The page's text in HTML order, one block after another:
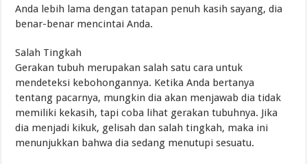
Anda lebih lama dengan tatapan penuh kasih sayang, dia
benar-benar mencintai Anda.
Salah Tingkah
Gerakan tubuh merupakan salah satu cara untuk
mendeteksi kebohongannya. Ketika Anda bertanya
tentang pacarnya, mungkin dia akan menjawab dia tidak
memiliki kekasih, tapi coba lihat gerakan tubuhnya. Jika
dia menjadi kikuk, gelisah dan salah tingkah, maka ini
menunjukkan bahwa dia sedang menutupi sesuatu.